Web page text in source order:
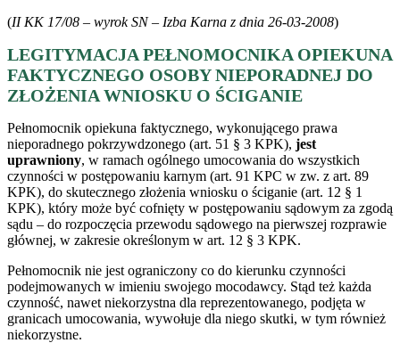
(II KK 17/08 – wyrok SN – Izba Karna z dnia 26-03-2008)
LEGITYMACJA PEŁNOMOCNIKA OPIEKUNA
FAKTYCZNEGO OSOBY NIEPORADNEJ DO
ZŁOŻENIA WNIOSKU O ŚCIGANIE
Pełnomocnik opiekuna faktycznego, wykonującego prawa
nieporadnego pokrzywdzonego (art. 51 § 3 KPK), jest
uprawniony, w ramach ogólnego umocowania do wszystkich
czynności w postępowaniu karnym (art. 91 KPC w zw. z art. 89
KPK), do skutecznego złożenia wniosku o ściganie (art. 12 § 1
KPK), który może być cofnięty w postępowaniu sądowym za zgodą
sądu – do rozpoczęcia przewodu sądowego na pierwszej rozprawie
głównej, w zakresie określonym w art. 12 § 3 KPK.
Pełnomocnik nie jest ograniczony co do kierunku czynności
podejmowanych w imieniu swojego mocodawcy. Stąd też każda
czynność, nawet niekorzystna dla reprezentowanego, podjęta w
granicach umocowania, wywołuje dla niego skutki, w tym również
niekorzystne.